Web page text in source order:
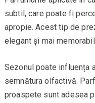
subtil, care poate fi
apropie. Acest tip de
elegant și mai
Sezonul poate influența
semnătura olfactivă.
proaspete sunt adesea